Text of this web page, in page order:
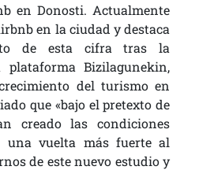
en Donosti. Actualmente
en la ciudad y destaca
de esta cifra tras la
plataforma Bizilagunekin,
del turismo en
que «bajo el pretexto de
creado las condiciones
una vuelta más fuerte al
de este nuevo estudio y